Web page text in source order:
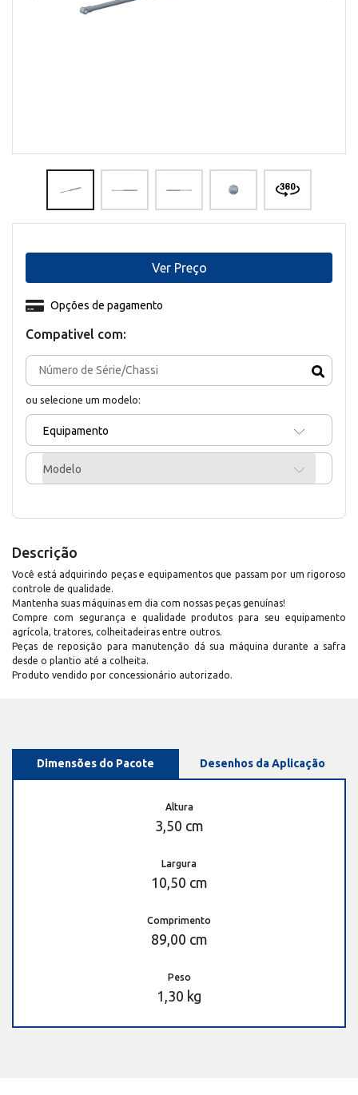
Compativel com:
ou selecione um modelo:
Equipamento
Modelo
Opções de pagamento
Ver Preço
Descrição
Você está adquirindo peças e equipamentos que passam por um rigoroso
controle de qualidade.
Mantenha suas máquinas em dia com nossas peças genuínas!
Compre com segurança e qualidade produtos para seu equipamento
agrícola, tratores, colheitadeiras entre outros.
Peças de reposição para manutenção dá sua máquina durante a safra
desde o plantio até a colheita.
Produto vendido por concessionário autorizado.
Dimensões do Pacote Desenhos da Aplicação
Altura
3,50 cm
Largura
10,50 cm
Comprimento
89,00 cm
Peso
1,30 kg